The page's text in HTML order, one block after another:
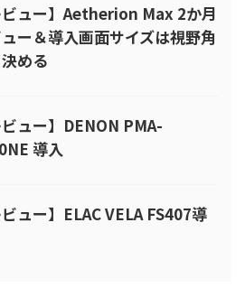
ビュー】Aetherion Max 2か月
ー＆導入画面サイズは視野角
める
ビュー】DENON PMA-
導入
ビュー】ELAC VELA FS407導